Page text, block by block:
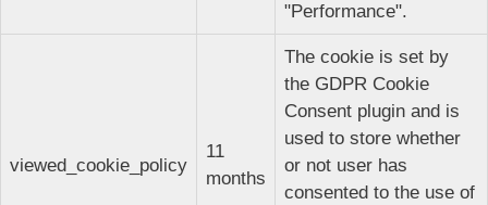
"Performance".
viewed_cookie_policy
11
months
The cookie is set by
the GDPR Cookie
Consent plugin and is
used to store whether
or not user has
consented to the use of